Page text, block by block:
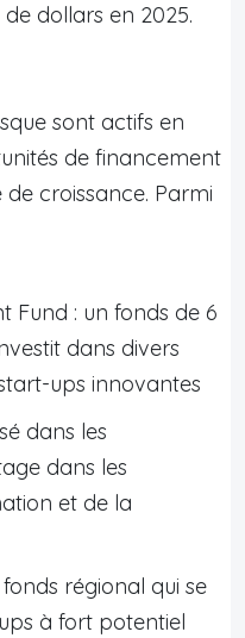
dollars en 2025.
sont actifs en
de financement
croissance. Parmi
Fund : un fonds de 6
dans divers
ups innovantes
dans les
dans les
et de la
régional qui se
à fort potentiel